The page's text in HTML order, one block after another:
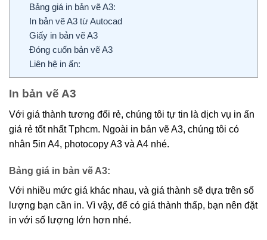
Bảng giá in bản vẽ A3:
In bản vẽ A3 từ Autocad
Giấy in bản vẽ A3
Đóng cuốn bản vẽ A3
Liên hệ in ấn:
In bản vẽ A3
Với giá thành tương đối rẻ, chúng tôi tự tin là dịch vụ in ấn
giá rẻ tốt nhất Tphcm. Ngoài in bản vẽ A3, chúng tôi có
nhân 5in A4, photocopy A3 và A4 nhé.
Bảng giá in bản vẽ A3:
Với nhiều mức giá khác nhau, và giá thành sẽ dựa trên số
lượng bạn cần in. Vì vậy, để có giá thành thấp, bạn nên đặt
in với số lượng lớn hơn nhé.